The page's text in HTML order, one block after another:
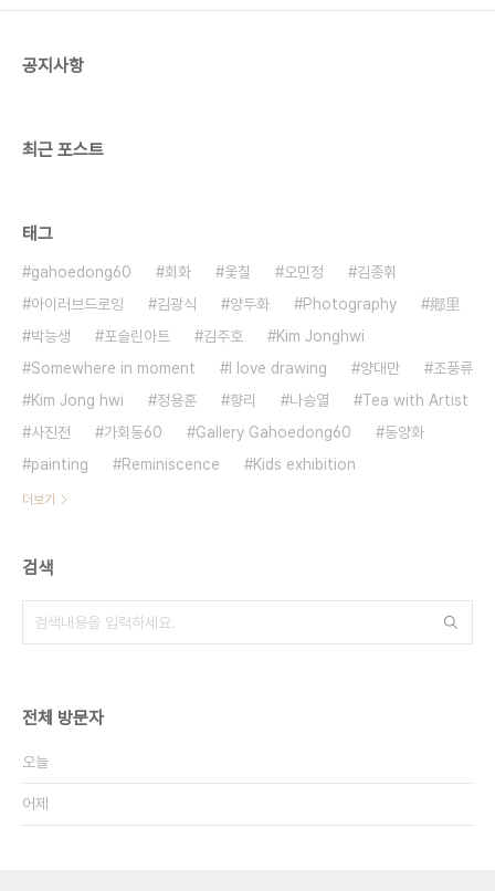
공지사항
최근 포스트
태그
gahoedong60 회화 옻칠 오민정
김종휘
아이러브드로잉
김광식 양두화 Photography
鄕里
박능생
포슬린아트 김주호
Kim Jonghwi
Somewhere in moment
I love drawing 양대만
조풍류
Kim Jong hwi
정용훈 향리 나승열
Tea with Artist
사진전
가회동60 Gallery Gahoedong60
동양화
painting
Reminiscence Kids exhibition
더보기
검색
전체 방문자
오늘
어제